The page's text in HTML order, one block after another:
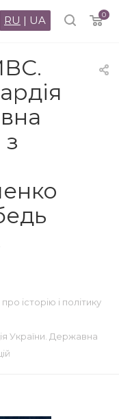
0
RU | UA
історію і політику
України. Державна